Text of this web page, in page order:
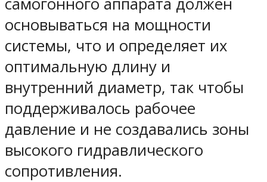
основываться на мощности
системы, что и определяет их
оптимальную длину и
внутренний диаметр, так чтобы
поддерживалось рабочее
давление и не создавались зоны
высокого гидравлического
сопротивления.